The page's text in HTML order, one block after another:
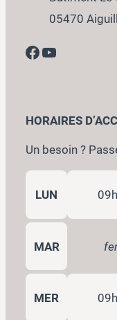
05470
Facebook YouTube
HORAIRES
Un besoin ?
LUN
MAR
MER